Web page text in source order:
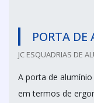
PORTA DE
JC ESQUADRIAS DE
A porta de
em termos de